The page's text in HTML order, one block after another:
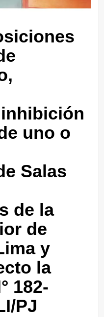
uno o
Salas
de la
de
y
la
182-
PJ